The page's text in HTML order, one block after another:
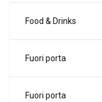
Food & Drinks
Fuori porta
Fuori porta